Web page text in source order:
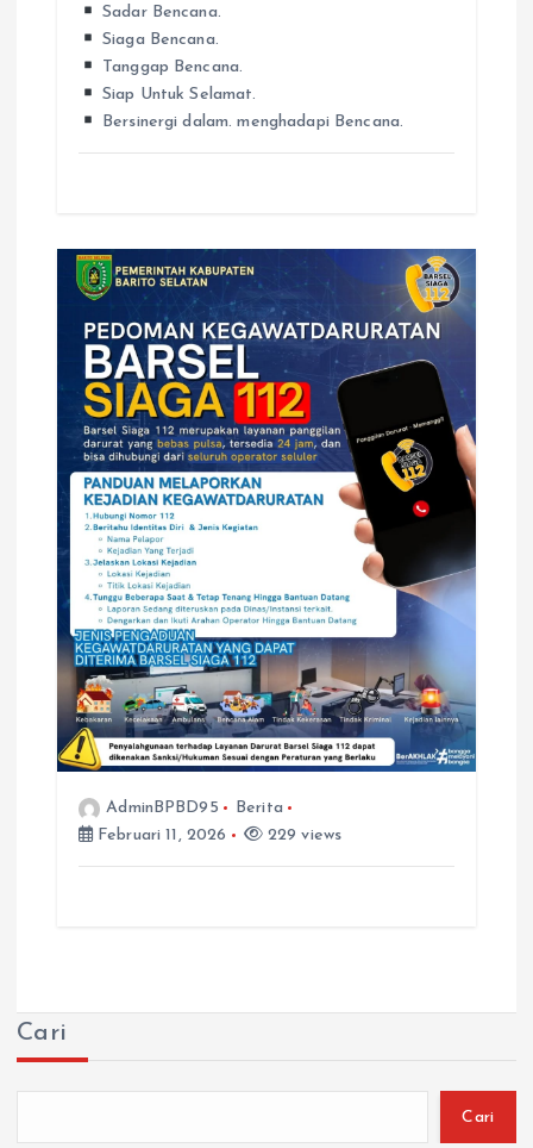
Sadar Bencana.
Siaga Bencana.
Tanggap Bencana.
Siap Untuk Selamat.
Bersinergi dalam. menghadapi Bencana.
AdminBPBD95
Berita
Februari 11, 2026
229 views
Cari
Cari